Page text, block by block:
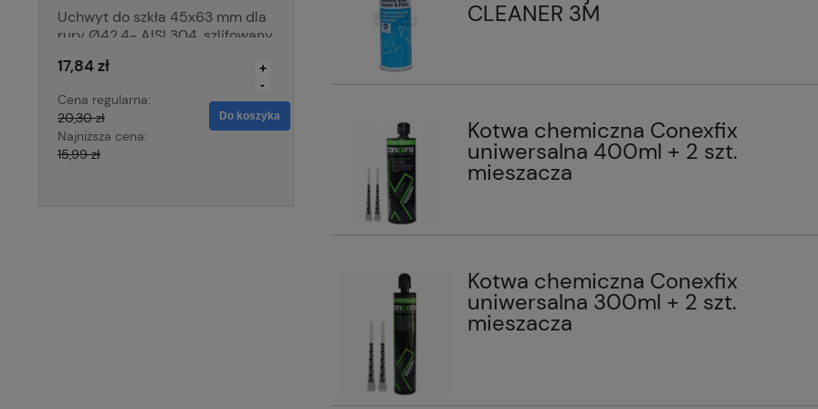
Uchwyt do szkła 45x63 mm dla
rury Ø42,4- AISI 304, szlifowany
17,84 zł
Cena regularna:
20,30 zł
Najniższa cena:
15,99 zł
-
+
Do koszyka
Uchwyt punktowy szkła, rotula,
dla szkła 8-21,52 mm, AISI 304,
Ø50/50mm, M10, SZLIF
Najniższa cena:
-
Uchwyt przelotowy boczny dla
Najniższa cena:
8,00 zł
-
CLEANER 3M
Kotwa chemiczna Conexfix
uniwersalna 400ml + 2 szt.
mieszacza
Kotwa chemiczna Conexfix
uniwersalna 300ml + 2 szt.
mieszacza